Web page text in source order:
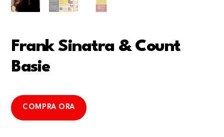
Frank Sinatra & Count
Basie
COMPRA ORA